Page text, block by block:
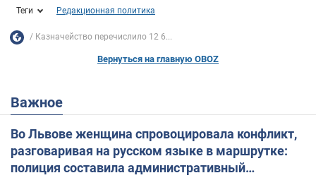
Теги Редакционная политика
Казначейство перечислило 12 6...
Вернуться на главную OBOZ
Важное
Во Львове женщина спровоцировала конфликт,
разговаривая на русском языке в маршрутке:
полиция составила административный